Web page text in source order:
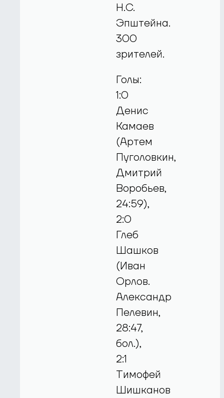
Н.С.
Эпштейна.
300
зрителей.
Голы:
1:0
Денис
Камаев
(Артем
Пуголовкин,
Дмитрий
Воробьев,
24:59),
2:0
Глеб
Шашков
(Иван
Орлов.
Александр
Пелевин,
28:47,
бол.),
2:1
Тимофей
Шишканов